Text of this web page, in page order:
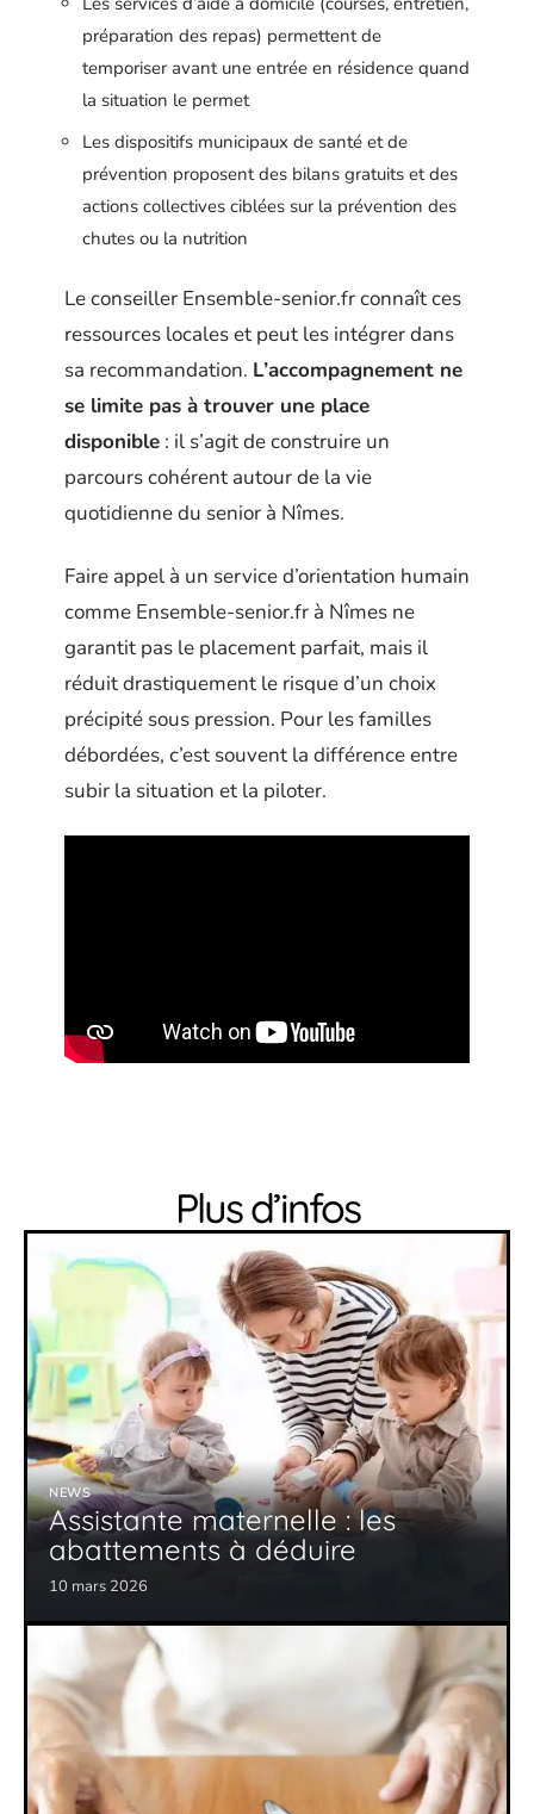
préparation des repas) permettent de
temporiser avant une entrée en résidence quand
la situation le permet
Les dispositifs municipaux de santé et de
prévention proposent des bilans gratuits et des
actions collectives ciblées sur la prévention des
chutes ou la nutrition
Le conseiller Ensemble-senior.fr connaît ces
ressources locales et peut les intégrer dans
sa recommandation. L’accompagnement ne
se limite pas à trouver une place
disponible : il s’agit de construire un
parcours cohérent autour de la vie
quotidienne du senior à Nîmes.
Faire appel à un service d’orientation humain
comme Ensemble-senior.fr à Nîmes ne
garantit pas le placement parfait, mais il
réduit drastiquement le risque d’un choix
précipité sous pression. Pour les familles
débordées, c’est souvent la différence entre
subir la situation et la piloter.
Plus d’infos
NEWS
Assistante maternelle : les
abattements à déduire
10 mars 2026